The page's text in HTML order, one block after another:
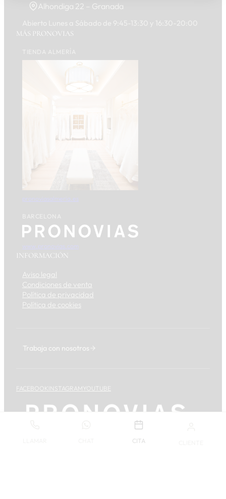
Alhondiga 22 – Granada
MÁS PRONOVIAS
pronoviasalmeria.es
www.pronovias.com
INFORMACIÓN
Aviso legal
Condiciones de venta
Política de privacidad
Política de cookies
Trabaja con nosotros
FACEBOOK INSTAGRAMYOUTUBE
CITA